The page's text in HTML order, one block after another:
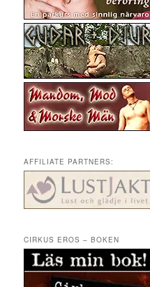
AFFILIATE PARTNERS:
CIRKUS EROS – BOKEN